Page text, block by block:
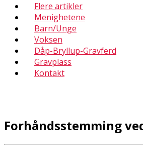
Flere artikler
Menighetene
Barn/Unge
Voksen
Dåp-Bryllup-Gravferd
Gravplass
Kontakt
Forhåndsstemming